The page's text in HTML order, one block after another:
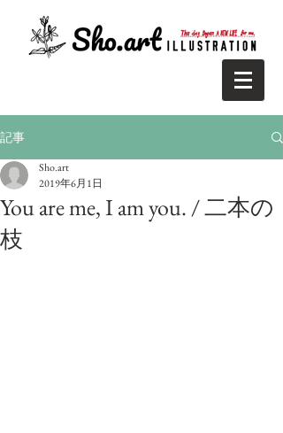
記事
You are me, I am you. / 二本の
枝
Sho.art
2019年6月1日